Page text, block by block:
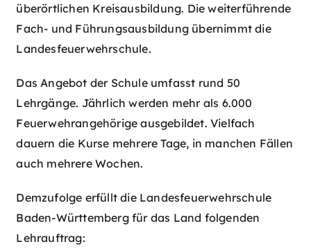
überörtlichen Kreisausbildung. Die weiterführende
Fach- und Führungsausbildung übernimmt die
Landesfeuerwehrschule.
Das Angebot der Schule umfasst rund 50
Lehrgänge. Jährlich werden mehr als 6.000
Feuerwehrangehörige ausgebildet. Vielfach
dauern die Kurse mehrere Tage, in manchen Fällen
auch mehrere Wochen.
Demzufolge erfüllt die Landesfeuerwehrschule
Baden-Württemberg für das Land folgenden
Lehrauftrag: